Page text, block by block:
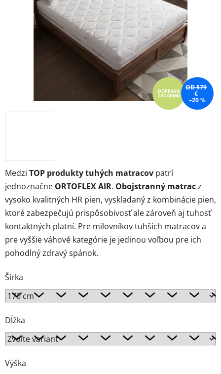
Medzi TOP produkty tuhých matracov patrí
jednoznačne ORTOFLEX AIR. Obojstranný matracz
vysoko kvalitných HR pien, vyskladaný z kombinácie pien,
ktoré zabezpečujú prispôsobivosť ale zároveň aj tuhosť
kontaktných platní. Pre milovníkov tuhších matracov a
pre vyššie váhové kategórie je jedinou voľbou pre ich
pohodlný zdravý spánok.
Šírka
Dĺžka
Výška
hviezdičiek.
DOPRAVA
ZADARMO
OD 579
€
–20 %